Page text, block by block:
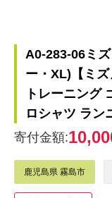
A0-283-06ミ
ー・XL)【ミ
トレーニング
ロシャツ ラン
寄付金額:
鹿児島県 霧島市